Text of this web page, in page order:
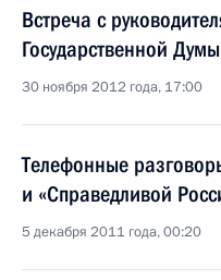
Встреча с
Государственной Думы
30 ноября 2012 года, 17:00
Телефонные
и «Справедливой
5 декабря 2011 года, 00:20